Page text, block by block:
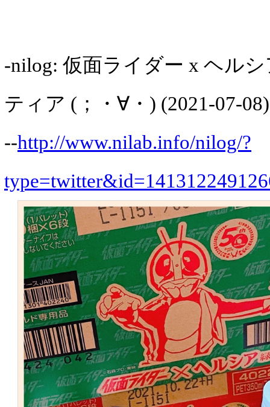
-nilog: 仮面ライダー x ヘル
ティア (；・∀・) (2021-07-08)
--http://www.nilab.info/nilog/?